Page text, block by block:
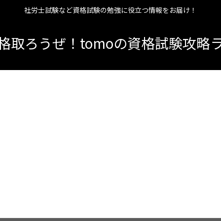
社労士試験など資格試験の勉強に役立つ情報をお届け！
取ろうぜ！tomoの資格試験攻略